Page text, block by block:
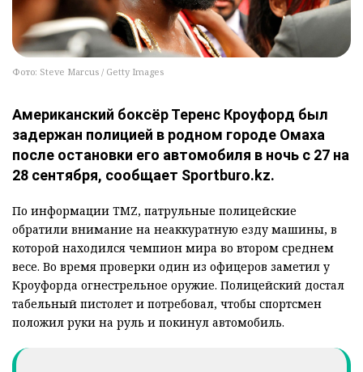
Фото: Steve Marcus / Getty Images
Американский боксёр Теренс Кроуфорд был
задержан полицией в родном городе Омаха
после остановки его автомобиля в ночь с 27 на
28 сентября, сообщает Sportburo.kz.
По информации TMZ, патрульные полицейские
обратили внимание на неаккуратную езду машины, в
которой находился чемпион мира во втором среднем
весе. Во время проверки один из офицеров заметил у
Кроуфорда огнестрельное оружие. Полицейский достал
табельный пистолет и потребовал, чтобы спортсмен
положил руки на руль и покинул автомобиль.